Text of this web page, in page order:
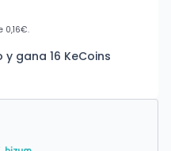
gana 16 KeCoins